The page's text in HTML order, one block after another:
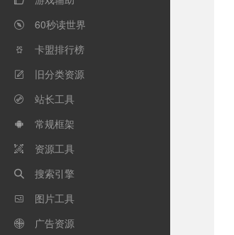
 60秒读世界
 卡盟排行榜
 旧分类资源
 站长工具
 常规框架
 资源工具
 搜索引擎
 图片工具
 广告资源